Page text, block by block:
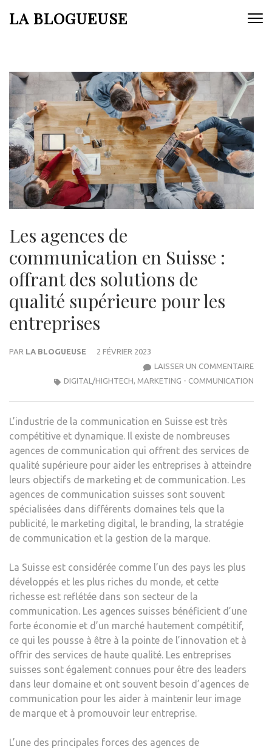
auLA BLOGUEUSE
Les agences de
communication en Suisse :
offrant des solutions de
qualité supérieure pour les
entreprises
PAR LA BLOGUEUSE
2 FÉVRIER 2023
LAISSER UN COMMENTAIRELES
DIGITAL/HIGHTECH MARKETING - COMMUNICATION
L’industrie de la communication en Suisse est très
compétitive et dynamique. Il existe de nombreuses
agences de communication qui offrent des services de
qualité supérieure pour aider les entreprises à atteindre
leurs objectifs de marketing et de communication. Les
agences de communication suisses sont souvent
spécialisées dans différents domaines tels que la
publicité, le marketing digital, le branding, la stratégie
de communication et la gestion de la marque.
La Suisse est considérée comme l’un des pays les plus
développés et les plus riches du monde, et cette
richesse est reflétée dans son secteur de la
communication. Les agences suisses bénéficient d’une
forte économie et d’un marché hautement compétitif,
ce qui les pousse à être à la pointe de l’innovation et à
offrir des services de haute qualité. Les entreprises
suisses sont également connues pour être des leaders
dans leur domaine et ont souvent besoin d’agences de
communication pour les aider à maintenir leur image
de marque et à promouvoir leur entreprise.
L’une des principales forces des agences de